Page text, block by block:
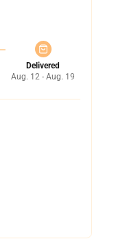
Delivered
Aug. 12 - Aug. 19